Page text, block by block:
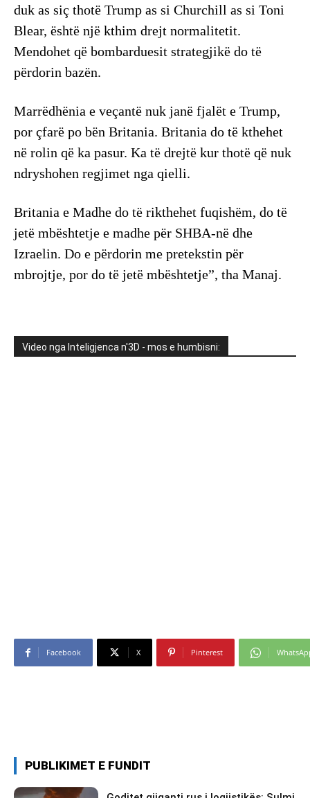
duk as siç thotë Trump as si Churchill as si Toni
Blear, është një kthim drejt normalitetit.
Mendohet që bombarduesit strategjikë do të
përdorin bazën.
Marrëdhënia e veçantë nuk janë fjalët e Trump,
por çfarë po bën Britania. Britania do të kthehet
në rolin që ka pasur. Ka të drejtë kur thotë që nuk
ndryshohen regjimet nga qielli.
Britania e Madhe do të rikthehet fuqishëm, do të
jetë mbështetje e madhe për SHBA-në dhe
Izraelin. Do e përdorin me pretekstin për
mbrojtje, por do të jetë mbështetje”, tha Manaj.
Video nga Inteligjenca n'3D - mos e humbisni:
Facebook X Pinterest
PUBLIKIMET E FUNDIT